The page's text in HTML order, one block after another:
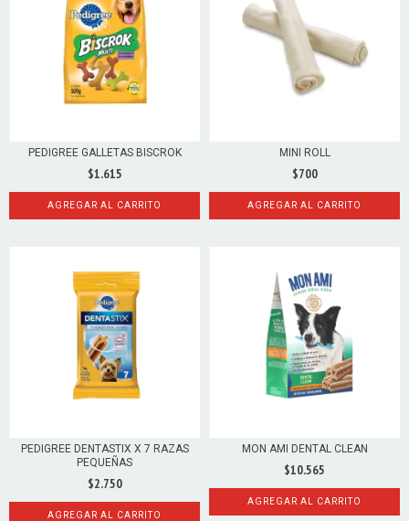
PEDIGREE GALLETAS BISCROK
$1.615
AGREGAR AL CARRITO
MINI ROLL
$700
AGREGAR AL CARRITO
PEDIGREE DENTASTIX X 7 RAZAS
PEQUEÑAS
$2.750
AGREGAR AL CARRITO
MON AMI DENTAL CLEAN
$10.565
AGREGAR AL CARRITO